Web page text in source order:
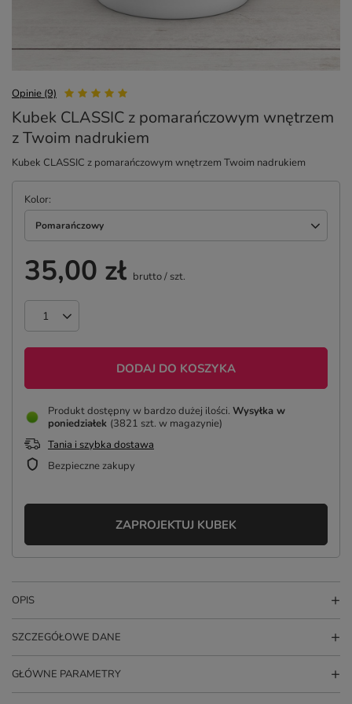
Opinie (9)
Kubek CLASSIC z pomarańczowym wnętrzem
z Twoim nadrukiem
Kubek CLASSIC z pomarańczowym wnętrzem Twoim nadrukiem
Kolor
Pomarańczowy
35,00 zł brutto/ szt.
DODAJ DO KOSZYKA
Produkt dostępny w bardzo dużej ilości Wysyłka w
poniedziałek (3821 szt. w magazynie)
Tania i szybka dostawa
Bezpieczne zakupy
ZAPROJEKTUJ KUBEK
OPIS
SZCZEGÓŁOWE DANE
GŁÓWNE PARAMETRY